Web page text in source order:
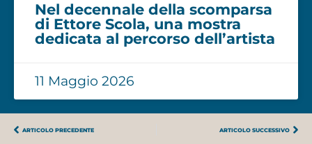
Nel decennale della scomparsa
di Ettore Scola, una mostra
dedicata al percorso dell’artista
11 Maggio 2026
ARTICOLO PRECEDENTE ARTICOLO SUCCESSIVO